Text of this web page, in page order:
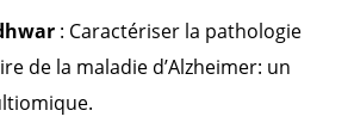
: Caractériser la pathologie
de la maladie d’Alzheimer: un